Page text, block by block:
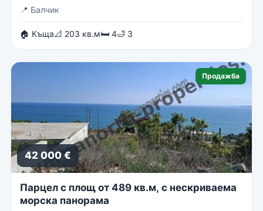
📍 Балчик
🏠 Къща📐 203 кв.м🛏 4🛁 3
Продажба
42 000 €
Парцел с площ от 489 кв.м, с нескриваема
морска панорама